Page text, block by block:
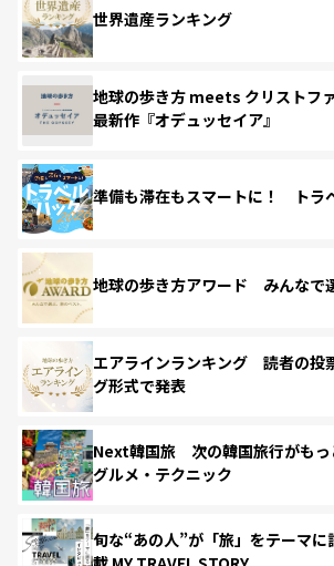
世界遺産ランキング
地球の歩き方 meets クリストフ
最新作『オデュッセイア』
準備も滞在もスマートに！ トラ
地球の歩き方アワード みんなで
エアラインランキング 読者の投
グ形式で発表
Next韓国旅 次の韓国旅行がもっ
グルメ・テクニック
旬な“あの人”が「旅」をテーマに